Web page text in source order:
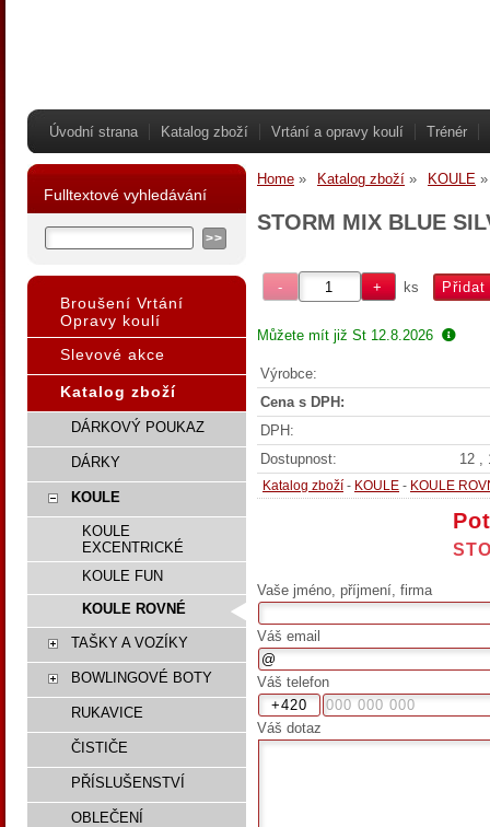
Úvodní strana Katalog zboží Vrtání a opravy koulí Trénér
Home Katalog zboží KOULE
STORM MIX BLUE
ks
Můžete mít již St 12.8.2026
Výrobce:
Cena s DPH:
DPH:
Dostupnost:
12 ,
Katalog zboží - KOULE - KOULE
Vaše jméno, příjmení, firma
Váš email
Váš telefon
Váš dotaz
Fulltextové vyhledávání
Broušení Vrtání
Opravy koulí
Slevové akce
Katalog zboží
DÁRKOVÝ POUKAZ
DÁRKY
KOULE
KOULE
EXCENTRICKÉ
KOULE FUN
KOULE ROVNÉ
TAŠKY A VOZÍKY
BOWLINGOVÉ BOTY
RUKAVICE
ČISTIČE
PŘÍSLUŠENSTVÍ
OBLEČENÍ